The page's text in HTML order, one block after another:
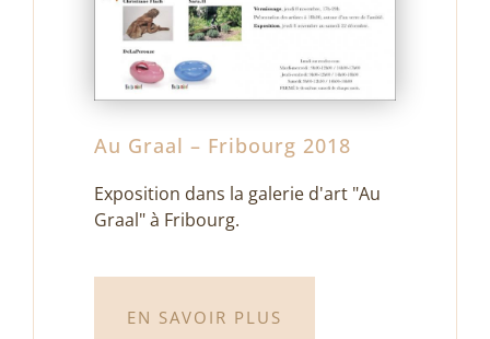
Au Graal – Fribourg 2018
Exposition dans la galerie d'art "Au
Graal" à Fribourg.
EN SAVOIR PLUS
Château de Morges 2017